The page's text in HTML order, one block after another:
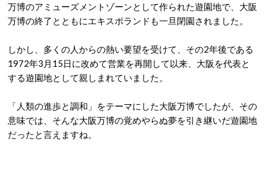
万博のアミューズメントゾーンとして作られた遊園地で、大阪
万博の終了とともにエキスポランドも一旦閉園されました。
しかし、多くの人からの熱い要望を受けて、その2年後である
1972年3月15日に改めて営業を再開して以来、大阪を代表と
する遊園地として親しまれていました。
「人類の進歩と調和」をテーマにした大阪万博でしたが、その
意味では、そんな大阪万博の覚めやらぬ夢を引き継いだ遊園地
だったと言えますね。